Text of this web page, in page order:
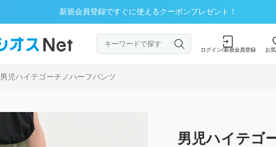
新規会員登録ですぐに使えるクーポンプレゼント！
ログイン/新規会員登録 お
男児ハイテゴーチノハーフパンツ
男児ハイテゴ